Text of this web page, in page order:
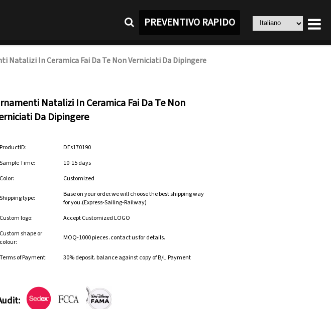
PREVENTIVO RAPIDO
Natalizi In Ceramica Fai Da Te Non Verniciati Da Dipingere
Natalizi In Ceramica Fai Da Te Non
Da Dipingere
ProductID:
DEs170190
Sample Time:
10-15 days
Color:
Customized
Shipping type:
Base on your order.we will choose the best shipping way
for you.(Express-Sailing-Railway)
Custom logo:
Accept Customized LOGO
Custom shape or
colour:
MOQ-1000 pieces .contact us for details.
Terms of Payment: 30% deposit. balance against copy of B/L.Payment